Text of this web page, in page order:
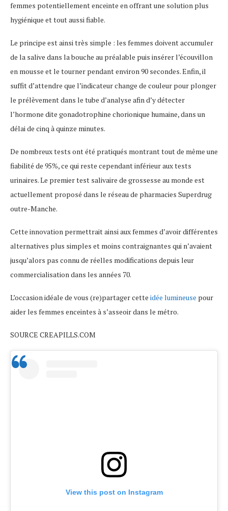
femmes potentiellement enceinte en offrant une solution plus
hygiénique et tout aussi fiable.
Le principe est ainsi très simple : les femmes doivent accumuler
de la salive dans la bouche au préalable puis insérer l’écouvillon
en mousse et le tourner pendant environ 90 secondes. Enfin, il
suffit d’attendre que l’indicateur change de couleur pour plonger
le prélèvement dans le tube d’analyse afin d’y détecter
l’hormone dite gonadotrophine chorionique humaine, dans un
délai de cinq à quinze minutes.
De nombreux tests ont été pratiqués montrant tout de même une
fiabilité de 95%, ce qui reste cependant inférieur aux tests
urinaires. Le premier test salivaire de grossesse au monde est
actuellement proposé dans le réseau de pharmacies Superdrug
outre-Manche.
Cette innovation permettrait ainsi aux femmes d’avoir différentes
alternatives plus simples et moins contraignantes qui n’avaient
jusqu’alors pas connu de réelles modifications depuis leur
commercialisation dans les années 70.
L’occasion idéale de vous (re)partager cette idée lumineuse pour
aider les femmes enceintes à s’asseoir dans le métro.
SOURCE CREAPILLS.COM
View this post on Instagram